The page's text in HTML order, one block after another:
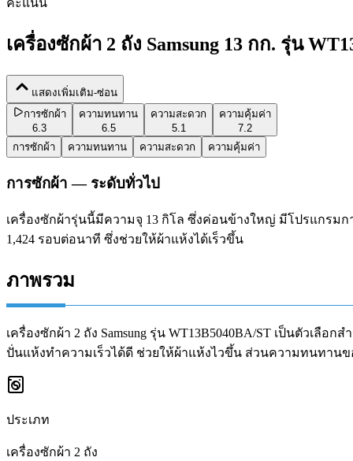
เครื่องซักผ้า 2 ถัง Samsung 13 กก. รุ่น
แสดงเพิ่มเติม-ซ่อน
การซักผ้า
6.3
ความทนทาน
6.5
ความสะดวก
5.1
ความคุ้มค่า
7.2
การซักผ้า
ความทนทาน ความสะดวก ความคุ้มค่า
การซักผ้า — ระดับทั่วไป
เครื่องซักผ้ารุ่นนี้มีความจุ 13 กิโล ซึ่งค่อนข้างใหญ่ มีโปรแกรม
1,424 รอบต่อนาที ซึ่งช่วยให้ผ้าแห้งได้เร็วขึ้น
ภาพรวม
เครื่องซักผ้า 2 ถัง Samsung รุ่น WT13B5040BA/ST เป็นตัวเ
ปั่นแห้งทำความเร็วได้ดี ช่วยให้ผ้าแห้งไวขึ้น ส่วนความทนทานข
ประเภท
เครื่องซักผ้า 2 ถัง